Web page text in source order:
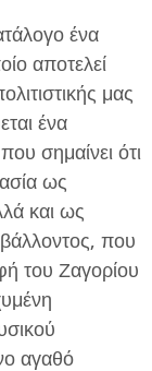
ένα
αποτελεί
μας
ένα
σημαίνει ότι
ως
και ως
που
του Ζαγορίου
αγαθό